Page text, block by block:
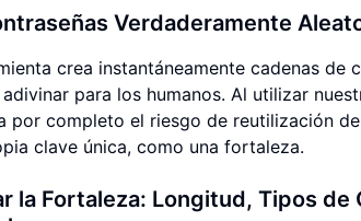
Verdaderamente
crea instantáneamente cadenas
para los humanos. Al utilizar
por completo el riesgo de reutilización
clave única, como una fortaleza.
la Fortaleza: Longitud, Tipos